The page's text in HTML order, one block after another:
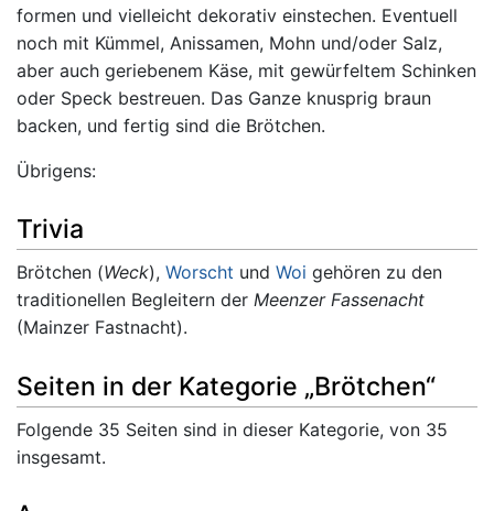
formen und vielleicht dekorativ einstechen. Eventuell
noch mit Kümmel, Anissamen, Mohn und/oder Salz,
aber auch geriebenem Käse, mit gewürfeltem Schinken
oder Speck bestreuen. Das Ganze knusprig braun
backen, und fertig sind die Brötchen.
Übrigens:
Trivia
Brötchen (Weck), Worscht und Woi gehören zu den
traditionellen Begleitern der Meenzer Fassenacht
(Mainzer Fastnacht).
Seiten in der Kategorie „Brötchen“
Folgende 35 Seiten sind in dieser Kategorie, von 35
insgesamt.